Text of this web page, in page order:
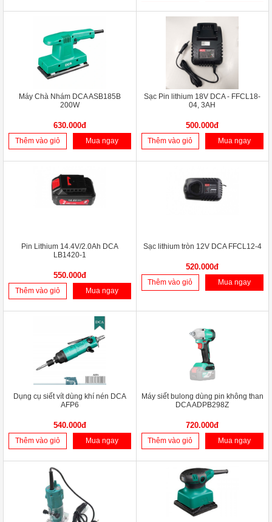
Máy Chà Nhám DCA ASB185B
200W
630.000đ
Thêm vào giỏ Mua ngay
Sạc Pin lithium 18V DCA - FFCL18-
04, 3AH
500.000đ
Thêm vào giỏ Mua ngay
Pin Lithium 14.4V/2.0Ah DCA
LB1420-1
550.000đ
Thêm vào giỏ Mua ngay
Sạc lithium tròn 12V DCA FFCL12-4
520.000đ
Thêm vào giỏ Mua ngay
Dụng cụ siết vít dùng khí nén DCA
AFP6
540.000đ
Thêm vào giỏ Mua ngay
Máy siết bulong dùng pin không than
DCA ADPB298Z
720.000đ
Thêm vào giỏ Mua ngay